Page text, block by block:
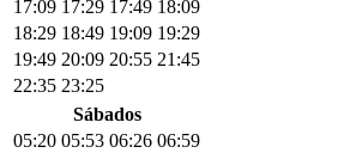
17:09 17:29 17:49 18:09
18:29 18:49 19:09 19:29
19:49 20:09 20:55 21:45
22:35 23:25
Sábados
05:20 05:53 06:26 06:59